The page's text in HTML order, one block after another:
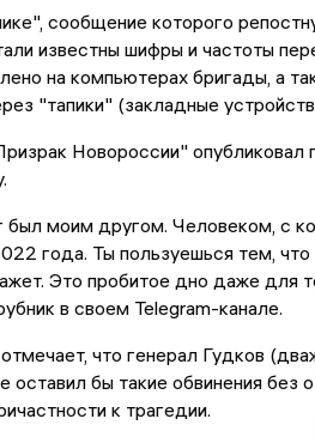
сообщение которого
известны шифры и частоты
на компьютерах бригады, а
"тапики" (закладные
Новороссии" опубликовал
был моим другом. Человеком, с
года. Ты пользуешься тем, что
Это пробитое дно даже для
в своем Telegram-канале.
что генерал Гудков
бы такие обвинения без
к трагедии.